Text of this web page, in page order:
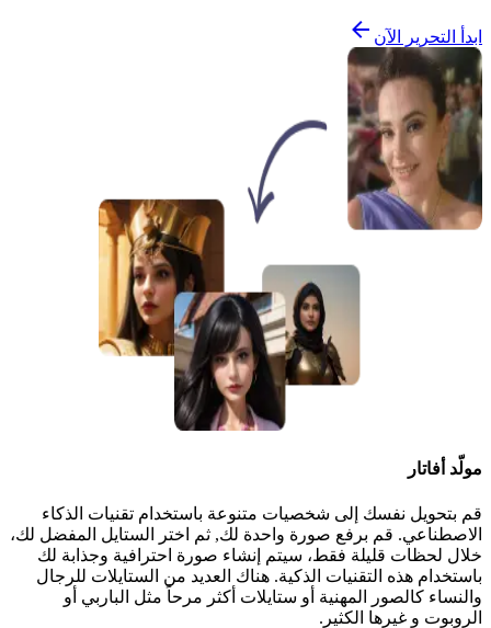
ابدأ التحرير الآن
مولّد أفاتار
قم بتحويل نفسك إلى شخصيات متنوعة باستخدام تقنيات الذكاء
الاصطناعي. قم برفع صورة واحدة لك, ثم اختر الستايل المفضل لك،
خلال لحظات قليلة فقط، سيتم إنشاء صورة احترافية وجذابة لك
باستخدام هذه التقنيات الذكية. هناك العديد من الستايلات للرجال
والنساء كالصور المهنية أو ستايلات أكثر مرحاً مثل الباربي أو
الروبوت و غيرها الكثير.